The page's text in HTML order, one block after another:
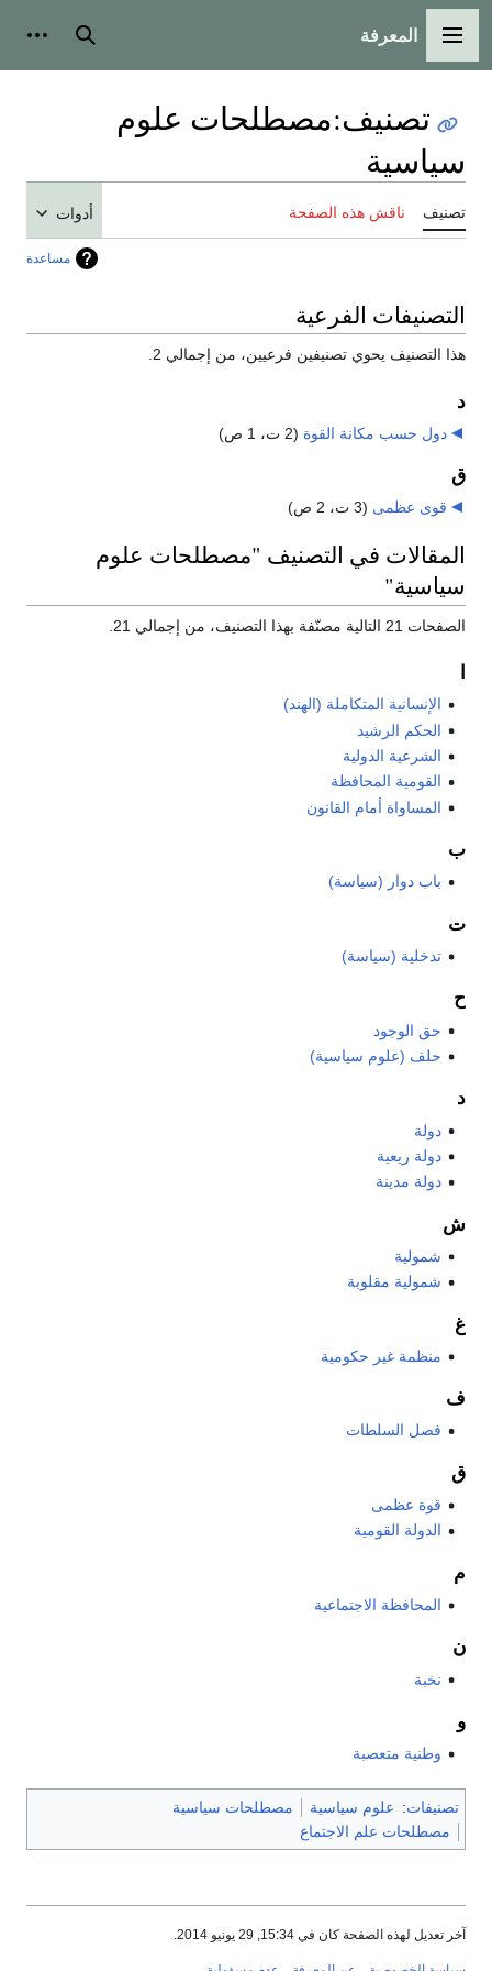
القائمة الرئيسية
المعرفة بحث
تصنيف:مصطلحات علوم
سياسية
تصنيف ناقش هذه الصفحة أدوات
مساعدة
التصنيفات الفرعية
هذا التصنيف يحوي تصنيفين فرعيين، من إجمالي 2.
د
دول حسب مكانة القوة (2 ت، 1 ص)
ق
قوى عظمى (3 ت، 2 ص)
المقالات في التصنيف "مصطلحات علوم
سياسية"
الصفحات 21 التالية مصنّفة بهذا التصنيف، من إجمالي 21.
الإنسانية المتكاملة (الهند)
الحكم الرشيد
الشرعية الدولية
القومية المحافظة
المساواة أمام القانون
ب
باب دوار (سياسة)
ت
تدخلية (سياسة)
ح
حق الوجود
حلف (علوم سياسية)
د
دولة
دولة ريعية
دولة مدينة
ش
شمولية
شمولية مقلوبة
غ
منظمة غير حكومية
ف
فصل السلطات
ق
قوة عظمى
الدولة القومية
م
المحافظة الاجتماعية
ن
نخبة
و
وطنية متعصبة
تصنيفات: علوم سياسية
مصطلحات سياسية
مصطلحات علم الاجتماع
آخر تعديل لهذه الصفحة كان في 15:34, 29 يونيو 2014.